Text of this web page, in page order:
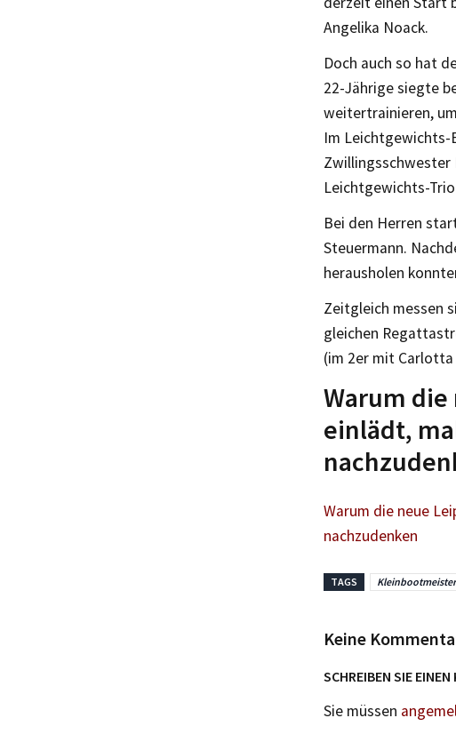
Angelika Noack.
Doch auch so hat
22-Jährige siegte
weitertrainieren,
Im Leichtgewichts-
Zwillingsschwester
Leichtgewichts-
Bei den Herren
Steuermann.
herausholen
Zeitgleich messen
gleichen
(im 2er mit Carlotta
Warum
einlädt,
Warum die neue
nachzudenken
TAGS
Keine
SCHREIBEN SIE
Sie müssen